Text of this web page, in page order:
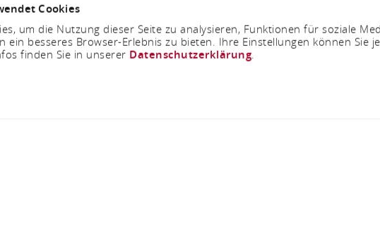
Cookies
um die Nutzung dieser Seite zu analysieren, Funktionen für soziale
ein besseres Browser-Erlebnis zu bieten. Ihre Einstellungen können Sie
finden Sie in unserer Datenschutzerklärung.